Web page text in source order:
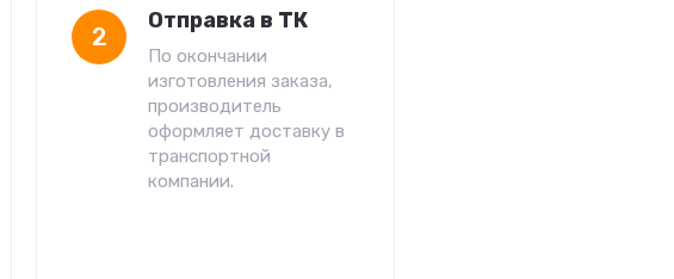
2
Отправка в ТК
По окончании
изготовления заказа,
производитель
оформляет доставку в
транспортной
компании.